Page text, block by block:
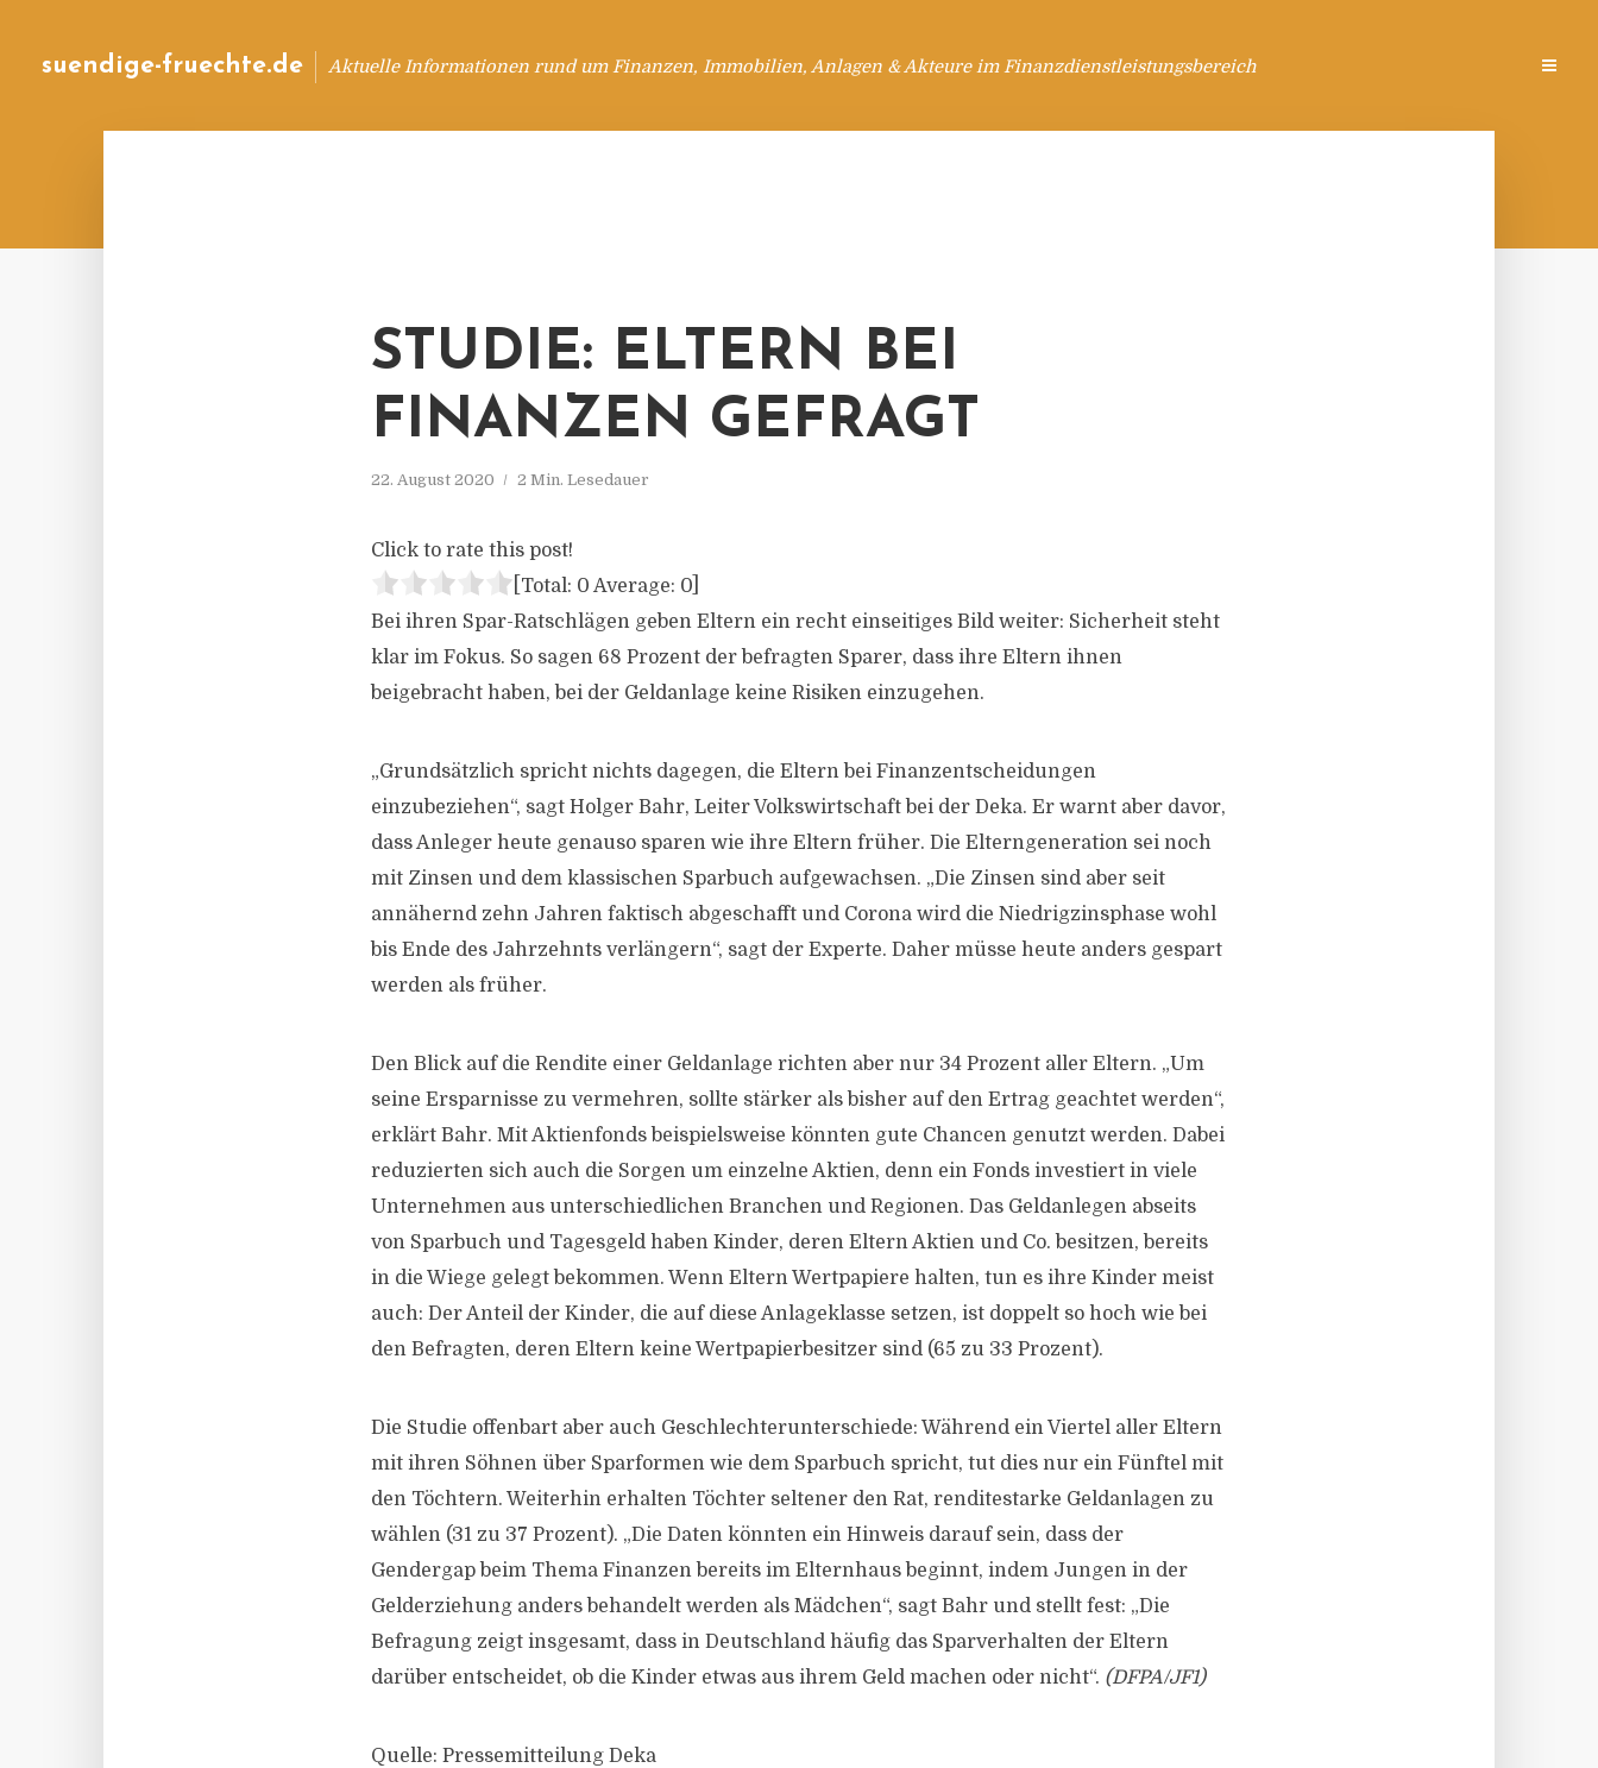
suendige-fruechte.de Aktuelle Informationen rund um Finanzen, Immobilien, Anlagen & Akteure im Finanzdienstleistungsbereich
STUDIE: ELTERN BEI
FINANZEN GEFRAGT
22. August 2020 2 Min. Lesedauer
Click to rate this post!
[Total: 0 Average: 0
Bei ihren Spar-Ratschlägen geben Eltern ein recht einseitiges Bild weiter: Sicherheit steht
klar im Fokus. So sagen 68 Prozent der befragten Sparer, dass ihre Eltern ihnen
beigebracht haben, bei der Geldanlage keine Risiken einzugehen.
„Grundsätzlich spricht nichts dagegen, die Eltern bei Finanzentscheidungen
einzubeziehen“, sagt Holger Bahr, Leiter Volkswirtschaft bei der Deka. Er warnt aber davor,
dass Anleger heute genauso sparen wie ihre Eltern früher. Die Elterngeneration sei noch
mit Zinsen und dem klassischen Sparbuch aufgewachsen. „Die Zinsen sind aber seit
annähernd zehn Jahren faktisch abgeschafft und Corona wird die Niedrigzinsphase wohl
bis Ende des Jahrzehnts verlängern“, sagt der Experte. Daher müsse heute anders gespart
werden als früher.
Den Blick auf die Rendite einer Geldanlage richten aber nur 34 Prozent aller Eltern. „Um
seine Ersparnisse zu vermehren, sollte stärker als bisher auf den Ertrag geachtet werden“,
erklärt Bahr. Mit Aktienfonds beispielsweise könnten gute Chancen genutzt werden. Dabei
reduzierten sich auch die Sorgen um einzelne Aktien, denn ein Fonds investiert in viele
Unternehmen aus unterschiedlichen Branchen und Regionen. Das Geldanlegen abseits
von Sparbuch und Tagesgeld haben Kinder, deren Eltern Aktien und Co. besitzen, bereits
in die Wiege gelegt bekommen. Wenn Eltern Wertpapiere halten, tun es ihre Kinder meist
auch: Der Anteil der Kinder, die auf diese Anlageklasse setzen, ist doppelt so hoch wie bei
den Befragten, deren Eltern keine Wertpapierbesitzer sind (65 zu 33 Prozent).
Die Studie offenbart aber auch Geschlechterunterschiede: Während ein Viertel aller Eltern
mit ihren Söhnen über Sparformen wie dem Sparbuch spricht, tut dies nur ein Fünftel mit
den Töchtern. Weiterhin erhalten Töchter seltener den Rat, renditestarke Geldanlagen zu
wählen (31 zu 37 Prozent). „Die Daten könnten ein Hinweis darauf sein, dass der
Gendergap beim Thema Finanzen bereits im Elternhaus beginnt, indem Jungen in der
Gelderziehung anders behandelt werden als Mädchen“, sagt Bahr und stellt fest: „Die
Befragung zeigt insgesamt, dass in Deutschland häufig das Sparverhalten der Eltern
darüber entscheidet, ob die Kinder etwas aus ihrem Geld machen oder nicht“. (DFPA/JF1)
Quelle: Pressemitteilung Deka